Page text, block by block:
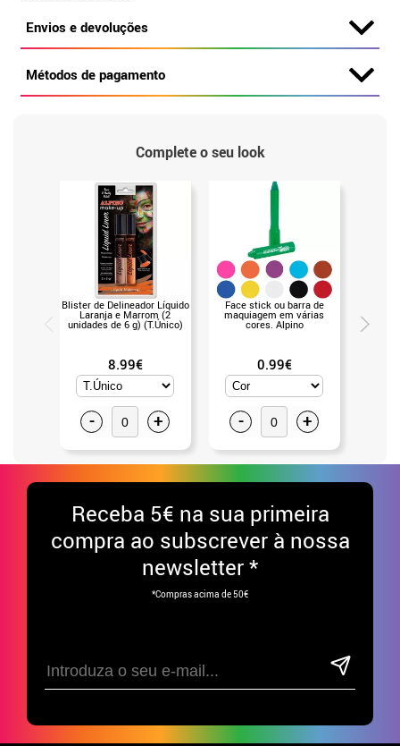
Envios e devoluções
Métodos de pagamento
Complete o seu look
Blister de Delineador Líquido
Laranja e Marrom (2
unidades de 6 g) (T.Único)
8.99€
- +
Face stick ou barra de
maquiagem em várias
cores. Alpino
0.99€
- +
Receba 5€ na sua primeira
compra ao subscrever à nossa
newsletter *
*Compras acima de 50€